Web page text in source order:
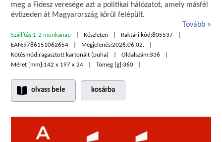
meg a Fidesz veresége azt a politikai hálózatot, amely másfél
évtizeden át Magyarország körül felépült.
Tovább
Szállítás:1-2 munkanap Készleten Raktári kód:805537
EAN:9786151062654 Megjelenés:2026.06.02.
Kötésmód:ragasztott kartonált (puha) Oldalszám:336
Méret [mm]:142 x 197 x 24 Tömeg [g]:360
olvass bele kosárba